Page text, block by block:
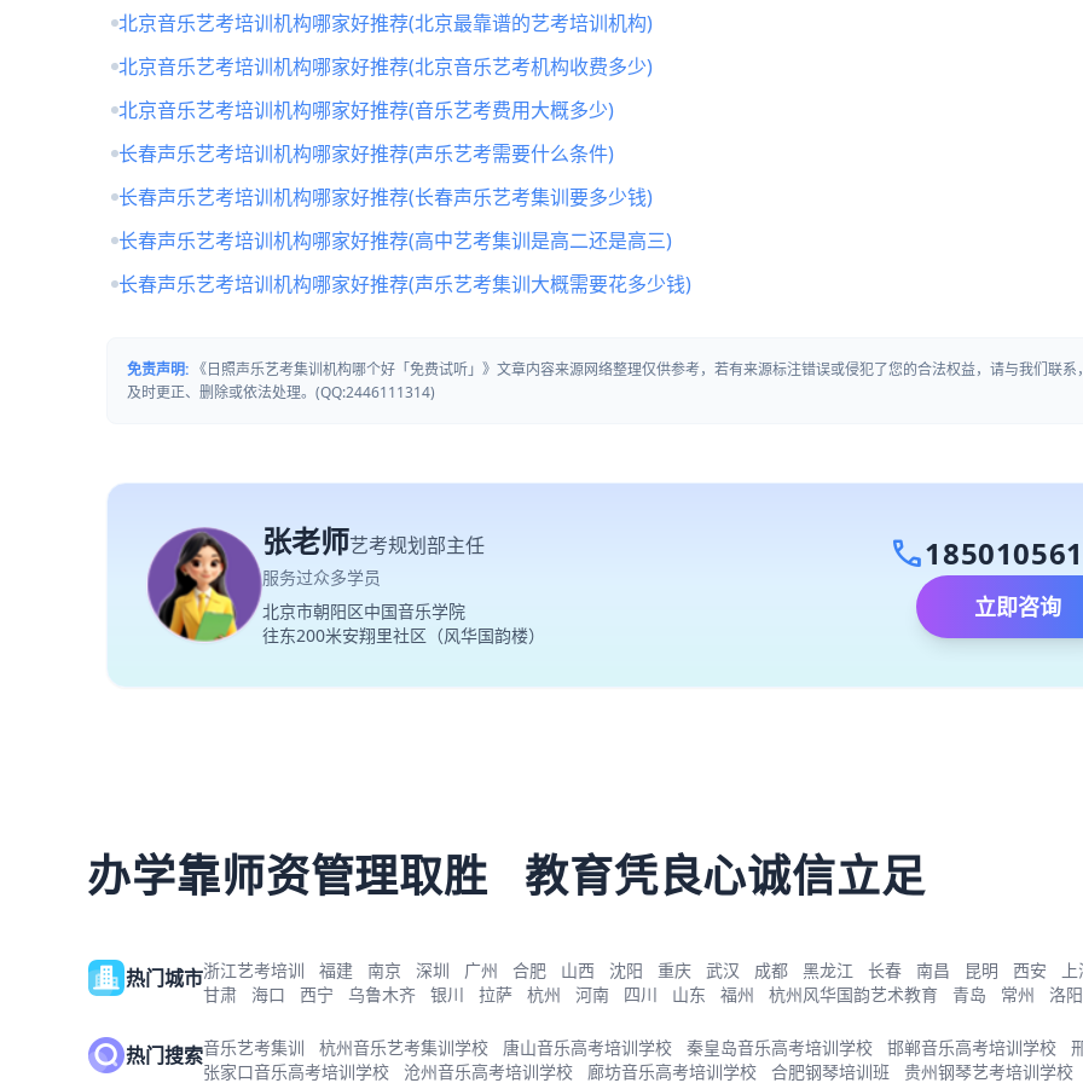
北京音乐艺考培训机构哪家好推荐(北京最靠谱的艺考培训机构)
北京音乐艺考培训机构哪家好推荐(北京音乐艺考机构收费多少)
北京音乐艺考培训机构哪家好推荐(音乐艺考费用大概多少)
长春声乐艺考培训机构哪家好推荐(声乐艺考需要什么条件)
长春声乐艺考培训机构哪家好推荐(长春声乐艺考集训要多少钱)
长春声乐艺考培训机构哪家好推荐(高中艺考集训是高二还是高三)
长春声乐艺考培训机构哪家好推荐(声乐艺考集训大概需要花多少钱)
免责声明: 《日照声乐艺考集训机构哪个好「免费试听」》文章内容来源网络整理仅供参考，若有来源标注错误或侵犯了您的合法权益，请与我们联系
及时更正、删除或依法处理。(QQ:2446111314)
张老师艺考规划部主任
服务过众多学员
北京市朝阳区中国音乐学院
往东200米安翔里社区（风华国韵楼）
call
立即咨询
办学靠师资管理取胜 教育凭良心诚信立足
热门城市浙江艺考培训 福建 南京 深圳 广州 合肥 山西 沈阳 重庆 武汉 成都 黑龙江 长春 南昌 昆明 西安
甘肃
海口 西宁 乌鲁木齐 银川 拉萨 杭州 河南 四川 山东 福州 杭州风华国韵艺术教育 青岛 常州 洛阳
热门搜索音乐艺考集训 杭州音乐艺考集训学校 唐山音乐高考培训学校 秦皇岛音乐高考培训学校 邯郸音乐高考培训学校
张家口音乐高考培训学校
沧州音乐高考培训学校 廊坊音乐高考培训学校 合肥钢琴培训班 贵州钢琴艺考培训学校